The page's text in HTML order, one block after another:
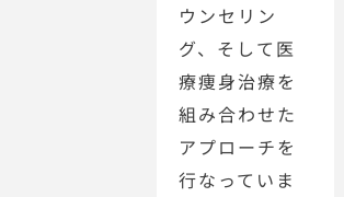
ウンセリン
グ、そして医
療痩身治療を
組み合わせた
アプローチを
行なっていま